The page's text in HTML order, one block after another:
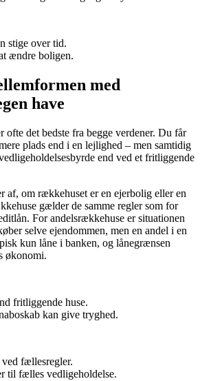
stige over tid.
ændre boligen.
med
have
det bedste fra begge verdener. Du får
plads end i en lejlighed – men samtidig
end ved et fritliggende
af, om rækkehuset er en ejerbolig eller en
gælder de samme regler som for
For andelsrækkehuse er situationen
selve ejendommen, men en andel i en
kun låne i banken, og lånegrænsen
økonomi.
fritliggende huse.
kan give tryghed.
fællesregler.
til fælles vedligeholdelse.